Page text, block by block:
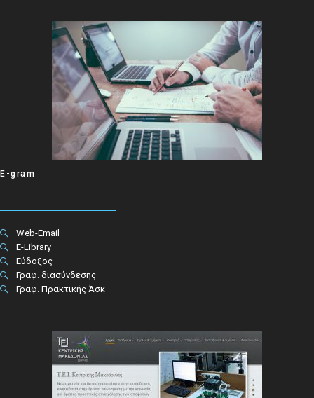
E-gram
Web-Email
E-Library
Εύδοξος
Γραφ. διασύνδεσης
Γραφ. Πρακτικής Άσκ